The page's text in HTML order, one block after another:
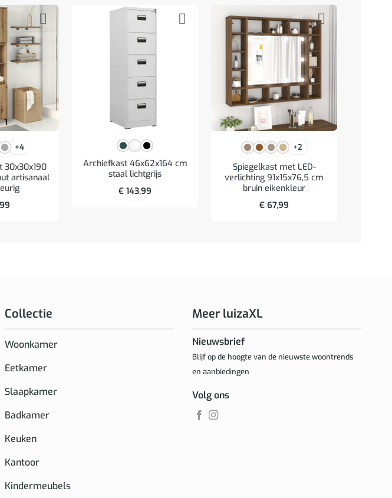
+4
30x30x190
artisanaal
Archiefkast 46x62x164 cm
staal lichtgrijs
€ 143,99
+2
Spiegelkast met LED-
verlichting 91x15x76,5 cm
bruin eikenkleur
€ 67,99
Collectie
Woonkamer
Eetkamer
Slaapkamer
Badkamer
Keuken
Kantoor
Kindermeubels
Meer luizaXL
Nieuwsbrief
Blijf op de hoogte van de nieuwste woontrends
en aanbiedingen
Volg ons